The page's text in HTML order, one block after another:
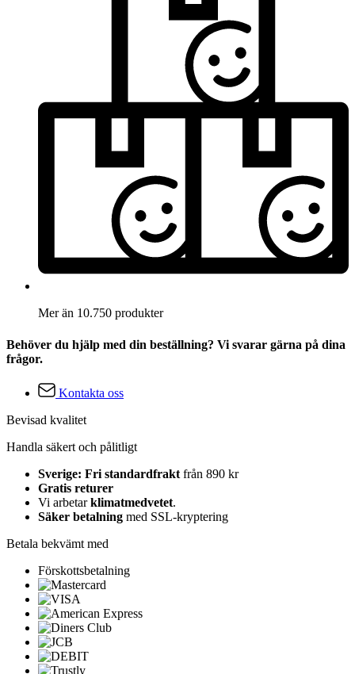
Mer än 10.750 produkter
Behöver du hjälp med din beställning? Vi svarar gärna på dina
frågor.
Kontakta oss
Bevisad kvalitet
Handla säkert och pålitligt
Sverige: Fri standardfrakt från 890 kr
Gratis returer
Vi arbetarklimatmedvetet.
Säker betalning med SSL-kryptering
Betala bekvämt med
Förskottsbetalning